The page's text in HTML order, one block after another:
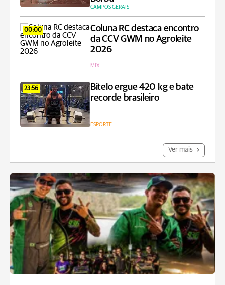
CAMPOS GERAIS
00:00
Coluna RC destaca encontro
da CCV GWM no Agroleite
2026
MIX
23:56
Bitelo ergue 420 kg e bate
recorde brasileiro
ESPORTE
Ver mais